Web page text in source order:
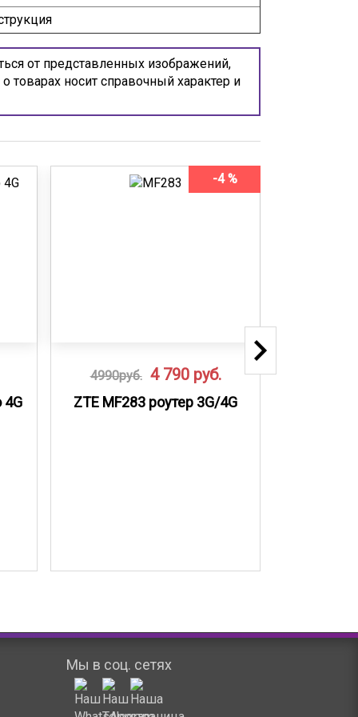
от представленных изображений,
товарах носит справочный характер и
4G
-4 %
4990руб. 4 790 руб.
ZTE MF283 роутер 3G/4G
Мы в соц. сетях